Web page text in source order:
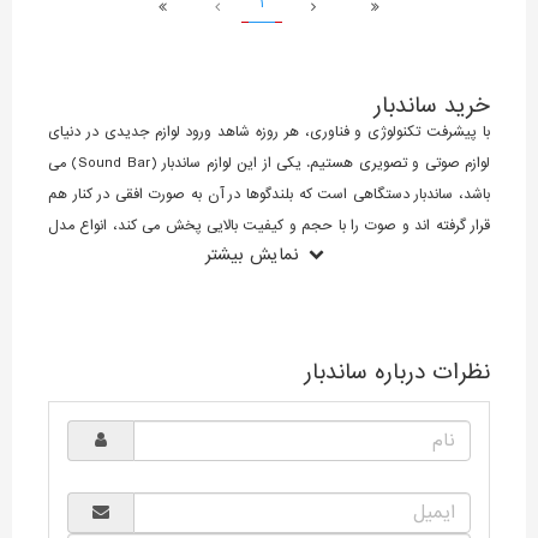
خرید ساندبار
با پیشرفت تکنولوژی و فناوری، هر روزه شاهد ورود لوازم جدیدی در دنیای
لوازم صوتی و تصویری هستیم. یکی از این لوازم ساندبار (Sound Bar) می
باشد، ساندبار دستگاهی است که بلندگوها در آن به صورت افقی در کنار هم
قرار گرفته اند و صوت را با حجم و کیفیت بالایی پخش می کند، انواع مدل
های ساندبار از طراحی باریکی برخوردار هستند از این رو فضای بسیار کمی را
بلندگوهای ظریفتری را در آنها به کار ببرند، می توان گفت یکی از تجهیزات
واقع شما با تهیه و خرید ساندبار مناسب می توانید از یک سیستم صوتی
فضای خانه پخش کنید و از آن لذت ببرید. از مزیت های بارز این محصولات
نمایش بیشتر
نظرات درباره ساندبار